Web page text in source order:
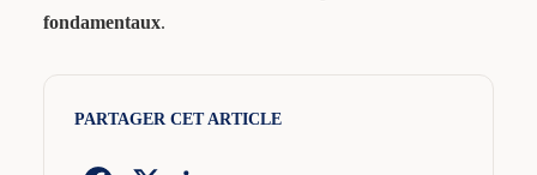
fondamentaux.
PARTAGER CET ARTICLE